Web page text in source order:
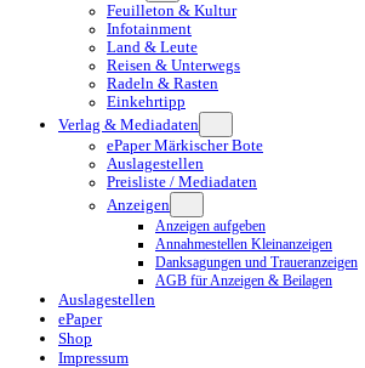
Feuilleton & Kultur
Infotainment
Land & Leute
Reisen & Unterwegs
Radeln & Rasten
Einkehrtipp
Verlag & Mediadaten
ePaper Märkischer Bote
Auslagestellen
Preisliste / Mediadaten
Anzeigen
Anzeigen aufgeben
Annahmestellen Kleinanzeigen
Danksagungen und Traueranzeigen
AGB für Anzeigen & Beilagen
Auslagestellen
ePaper
Shop
Impressum